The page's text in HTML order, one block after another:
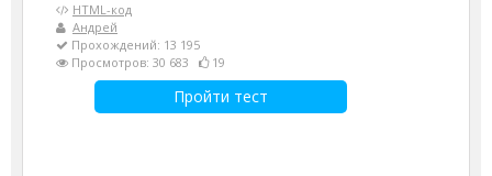
HTML-код
Андрей
Прохождений: 13 195
Просмотров: 30 683
19
Пройти тест